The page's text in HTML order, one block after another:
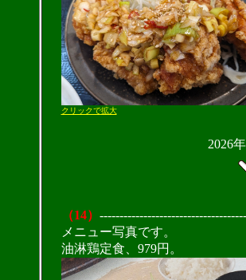
クリックで拡大
2026
（14）
メニュー写真です。
油淋鶏定食、979円。